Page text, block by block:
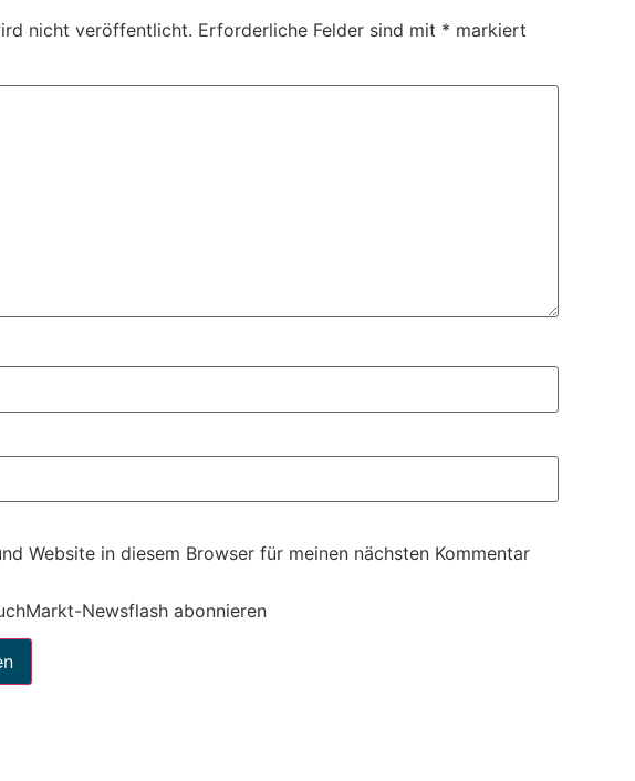
nicht veröffentlicht. Erforderliche Felder sind mit * markiert
Website in diesem Browser für meinen nächsten Kommentar
Newsflash abonnieren